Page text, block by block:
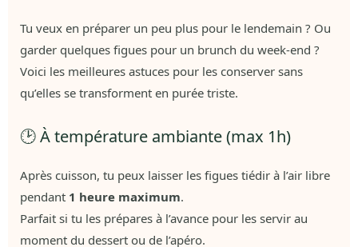
Tu veux en préparer un peu plus pour le lendemain ? Ou
garder quelques figues pour un brunch du week-end ?
Voici les meilleures astuces pour les conserver sans
qu’elles se transforment en purée triste.
🕑 À température ambiante (max 1h)
Après cuisson, tu peux laisser les figues tiédir à l’air libre
pendant 1 heure maximum.
Parfait si tu les prépares à l’avance pour les servir au
moment du dessert ou de l’apéro.